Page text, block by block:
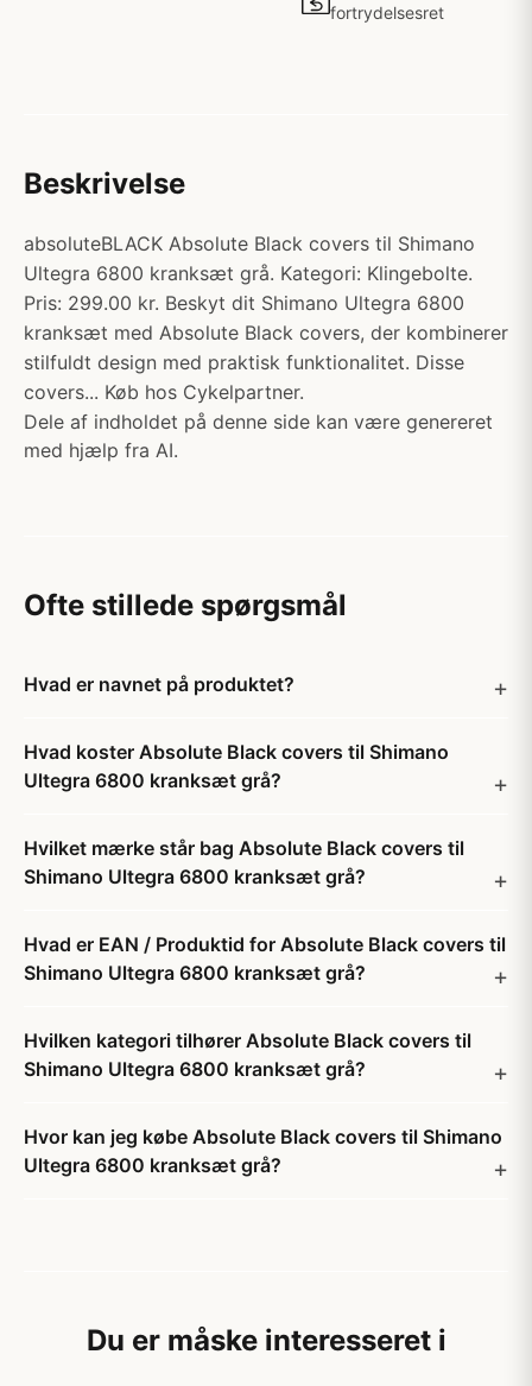
fortrydelsesret
Beskrivelse
absoluteBLACK Absolute Black covers til Shimano
Ultegra 6800 kranksæt grå. Kategori: Klingebolte.
Pris: 299.00 kr. Beskyt dit Shimano Ultegra 6800
kranksæt med Absolute Black covers, der kombinerer
stilfuldt design med praktisk funktionalitet. Disse
covers... Køb hos Cykelpartner.
Dele af indholdet på denne side kan være genereret
med hjælp fra AI.
Ofte stillede spørgsmål
Hvad er navnet på produktet?
Hvad koster Absolute Black covers til Shimano
Ultegra 6800 kranksæt grå?
Hvilket mærke står bag Absolute Black covers til
Shimano Ultegra 6800 kranksæt grå?
Hvad er EAN / Produktid for Absolute Black covers til
Shimano Ultegra 6800 kranksæt grå?
Hvilken kategori tilhører Absolute Black covers til
Shimano Ultegra 6800 kranksæt grå?
Hvor kan jeg købe Absolute Black covers til Shimano
Ultegra 6800 kranksæt grå?
Du er måske interesseret i